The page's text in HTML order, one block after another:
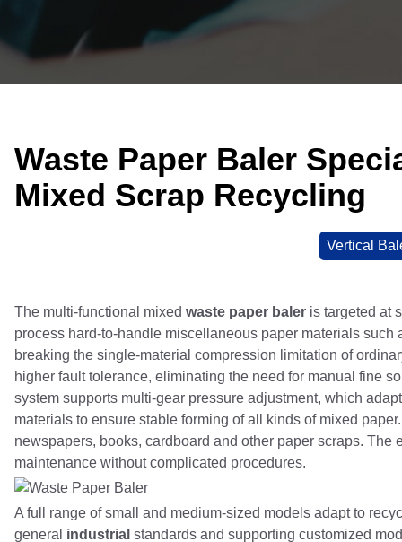
Waste Paper Baler
Mixed Scrap Recycling
Vertical
The multi-functional mixed waste paper baler is targeted at
process hard-to-handle miscellaneous paper materials
breaking the single-material compression limitation of
higher fault tolerance, eliminating the need for manual fine
system supports multi-gear pressure adjustment, which
materials to ensure stable forming of all kinds of mixed
newspapers, books, cardboard and other paper scraps.
maintenance without complicated procedures.
A full range of small and medium-sized models adapt to
general industrial standards and supporting customized